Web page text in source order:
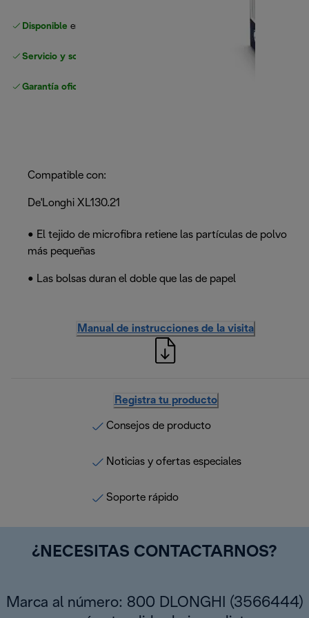
Disponible en nuestros minoristas de confianza
Servicio y soporte sin complicaciones
Garantía oficial
Compatible con:
De'Longhi XL130.21
• El tejido de microfibra retiene las partículas de polvo
más pequeñas
• Las bolsas duran el doble que las de papel
Manual de instrucciones de la visita
Registra tu producto
Consejos de producto
Noticias y ofertas especiales
Soporte rápido
¿NECESITAS CONTACTARNOS?
Marca al número: 800 DLONGHI (3566444)